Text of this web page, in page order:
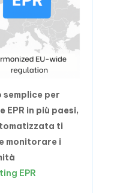
semplice per
in più paesi,
ti
monitorare i
EPR